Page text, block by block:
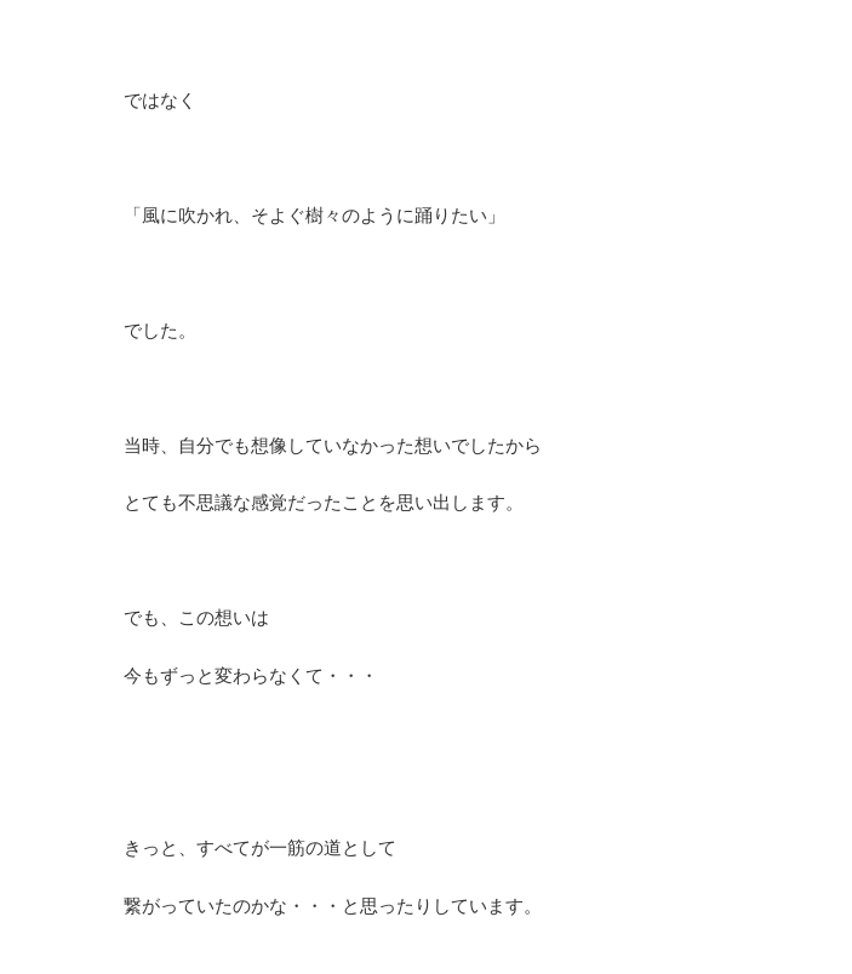
ではなく
「風に吹かれ、そよぐ樹々のように踊りたい」
でした。
当時、自分でも想像していなかった想いでしたから
とても不思議な感覚だったことを思い出します。
でも、この想いは
今もずっと変わらなくて・・・
きっと、すべてが一筋の道として
繋がっていたのかな・・・と思ったりしています。